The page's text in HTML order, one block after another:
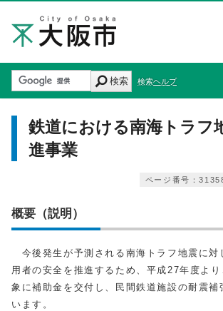
検索 検索ヘルプ
鉄道における南海トラフ
進事業
ページ番号：
概要（説明）
今後発生が予測される南海トラフ地震に対
用者の安全を推進するため、平成27年度よ
象に補助金を交付し、民間鉄道施設の耐震補
います。